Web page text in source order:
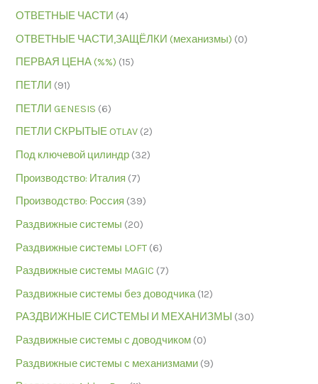
ОТВЕТНЫЕ ЧАСТИ (4)
ОТВЕТНЫЕ ЧАСТИ,ЗАЩЁЛКИ (механизмы) (0)
ПЕРВАЯ ЦЕНА (%%) (15)
ПЕТЛИ (91)
ПЕТЛИ GENESIS (6)
ПЕТЛИ СКРЫТЫЕ OTLAV (2)
Под ключевой цилиндр (32)
Производство: Италия (7)
Производство: Россия (39)
Раздвижные системы (20)
Раздвижные системы LOFT (6)
Раздвижные системы MAGIC (7)
Раздвижные системы без доводчика (12)
РАЗДВИЖНЫЕ СИСТЕМЫ И МЕХАНИЗМЫ (30)
Раздвижные системы с доводчиком (0)
Раздвижные системы с механизмами (9)